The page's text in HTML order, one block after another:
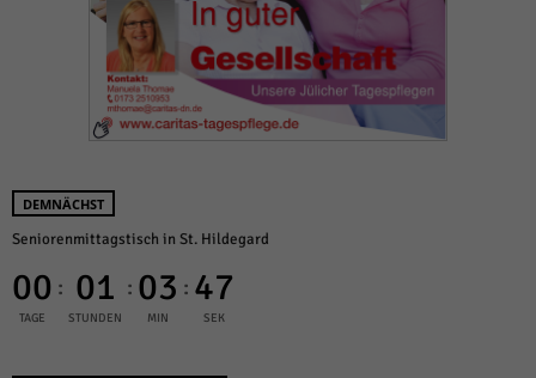
DEMNÄCHST
Seniorenmittagstisch in St. Hildegard
00
TAGE
: 01
STUNDEN
: 03
MIN
: 46
SEK